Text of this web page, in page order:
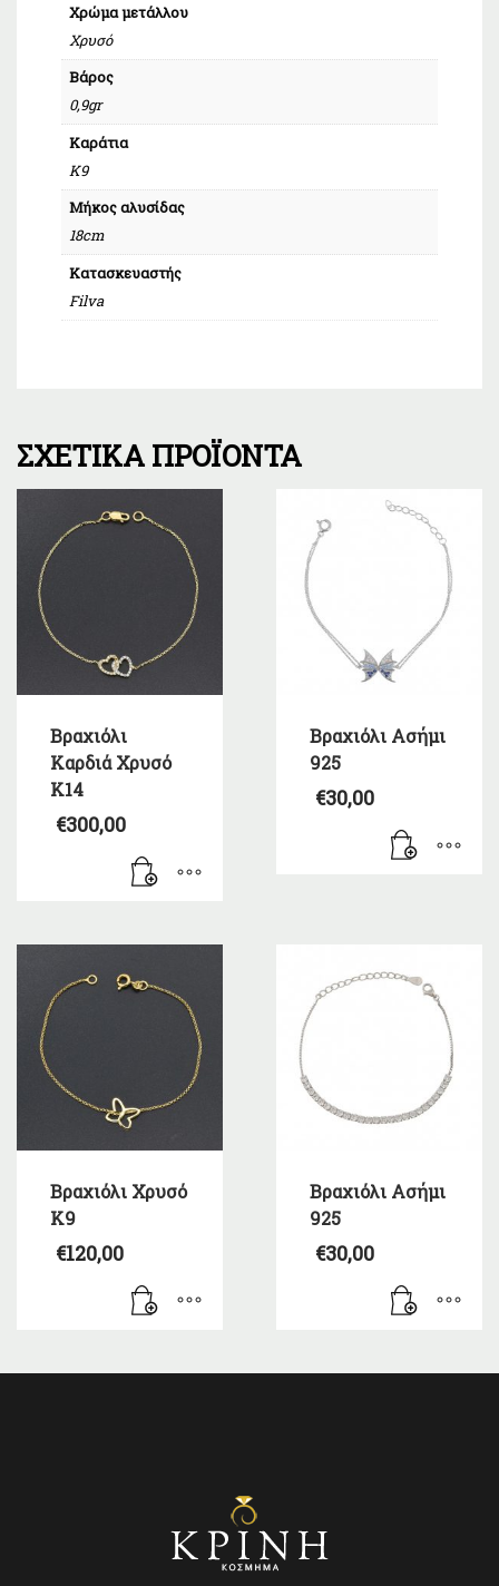
Χρώμα μετάλλου
Χρυσό
Βάρος
0,9gr
Καράτια
Κ9
Μήκος αλυσίδας
18cm
Κατασκευαστής
Filva
ΣΧΕΤΙΚΆ ΠΡΟΪΌΝΤΑ
Βραχιόλι
Καρδιά Χρυσό
Κ14
€300,00
Βραχιόλι Ασήμι
925
€30,00
Βραχιόλι Χρυσό
Κ9
€120,00
Βραχιόλι Ασήμι
925
€30,00